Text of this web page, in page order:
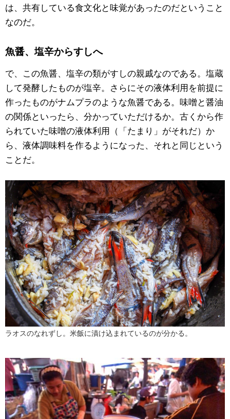
は、共有している食文化と味覚があったのだということ
なのだ。
魚醤、塩辛からすしへ
で、この魚醤、塩辛の類がすしの親戚なのである。塩蔵
して発酵したものが塩辛。さらにその液体利用を前提に
作ったものがナムプラのような魚醤である。味噌と醤油
の関係といったら、分かっていただけるか。古くから作
られていた味噌の液体利用（「たまり」がそれだ）か
ら、液体調味料を作るようになった、それと同じという
ことだ。
ラオスのなれずし。米飯に漬け込まれているのが分かる。